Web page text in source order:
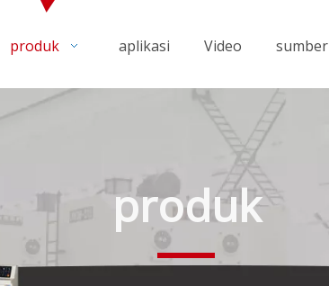
produk aplikasi Video sumber
produk